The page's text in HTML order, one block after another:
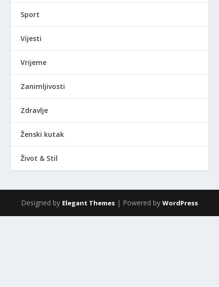
Sport
Vijesti
Vrijeme
Zanimljivosti
Zdravlje
Ženski kutak
Život & Stil
Designed by Elegant Themes | Powered by WordPress